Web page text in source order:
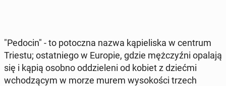
"Pedocin" - to po­tocz­na nazwa ką­pie­li­ska w centrum
Triestu; ostat­nie­go w Europie, gdzie męż­czyź­ni opalają
się i kąpią osobno od­dzie­le­ni od kobiet z dziećmi
wcho­dzą­cym w morze murem wy­so­ko­ści trzech